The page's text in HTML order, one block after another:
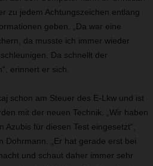
zu jedem Achtungszeichen entlang
geben. „Da war eine
da musste ich immer wieder
Da schnellt der
erinnert er sich.
schon am Steuer des E-Lkw und ist
mit der neuen Technik. „Wir haben
für diesen Test eingesetzt“,
Dohrmann. „Er hat gerade erst bei
und schaut daher immer sehr